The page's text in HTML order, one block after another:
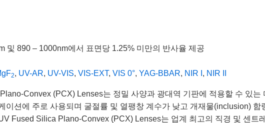
및 890 – 1000nm에서 표면당 1.25% 미만의 반사율 제공
2, UV-AR, UV-VIS, VIS-EXT, VIS 0°, YAG-BBAR, NIR I , NIR II
Convex (PCX) Lenses는 정밀 사양과 광대역 기판에 적용할 수 있
이션에 주로 사용되며 굴절률 및 열팽창 계수가 낮고 개재물(inclusion)
Fused Silica Plano-Convex (PCX) Lenses는 업계 최고의 직경 및 센트